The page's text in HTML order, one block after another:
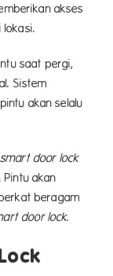
akses
saat pergi,
Sistem
akan selalu
smart door lock
akan
beragam
door lock.